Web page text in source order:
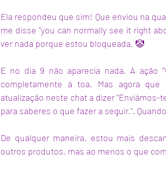
Ela respondeu que sim! Que enviou na
me disse "you can normally see it right
ver nada porque estou bloqueada. 🤡
E no dia 9 não aparecia nada. A ação
completamente à toa. Mas agora
atualização neste chat a dizer
para saberes o que fazer a seguir.".
De qualquer maneira, estou mais
outros produtos, mas ao menos o que